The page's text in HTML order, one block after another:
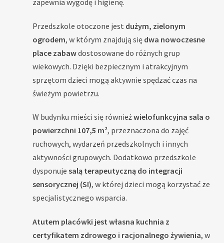
Przedszkole otoczone jest dużym, zielonym
ogrodem, w którym znajdują się dwa nowoczesne
place zabawdostosowane do różnych grup
wiekowych. Dzięki bezpiecznym i atrakcyjnym
sprzętom dzieci mogą aktywnie spędzać czas na
świeżym powietrzu.
W budynku mieści się równieżwielofunkcyjna sala o
powierzchni 107,5 m², przeznaczona do zajęć
ruchowych, wydarzeń przedszkolnych i innych
aktywności grupowych. Dodatkowo przedszkole
dysponuje salą terapeutyczną do integracji
sensorycznej (SI), w której dzieci mogą korzystać ze
specjalistycznego wsparcia.
Atutem placówki jest własna kuchnia z
certyfikatem zdrowego i racjonalnego żywienia, w